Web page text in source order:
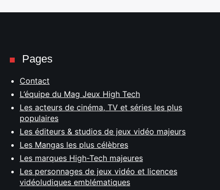
Pages
Contact
L’équipe du Mag Jeux High Tech
Les acteurs de cinéma, TV et séries les plus
populaires
Les éditeurs & studios de jeux vidéo majeurs
Les Mangas les plus célèbres
Les marques High-Tech majeures
Les personnages de jeux vidéo et licences
vidéoludiques emblématiques